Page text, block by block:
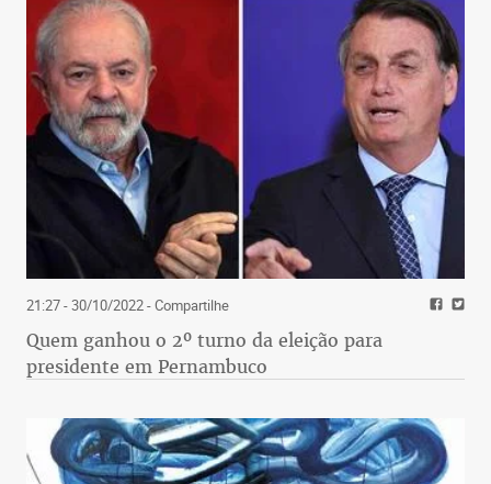
21:27 - 30/10/2022- Compartilhe
Quem ganhou o 2º turno da eleição para
presidente em Pernambuco